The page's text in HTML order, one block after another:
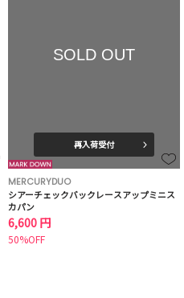
SOLD OUT
再入荷受付
MERCURYDUO
シアーチェックバックレースアップミニス
カパン
6,600 円
50%OFF